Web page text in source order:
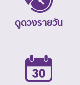
ดูดวงรายวัน